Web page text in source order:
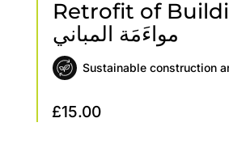
Retrofit of
مواءَمَة المباني
Sustainable construction
£15.00